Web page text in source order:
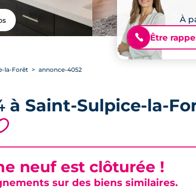
À
📞 Être
la-Forêt annonce-4052
à Saint-Sulpice-la-
neuf est clôturée !
sur des biens similaires.